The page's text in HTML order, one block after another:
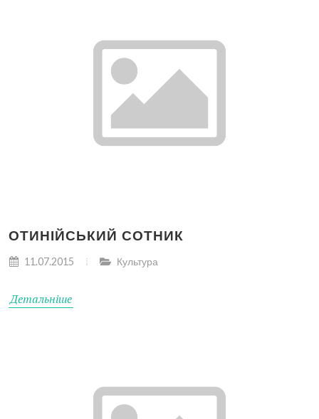
ОТИНІЙСЬКИЙ СОТНИК
11.07.2015 Культура
Детальніше